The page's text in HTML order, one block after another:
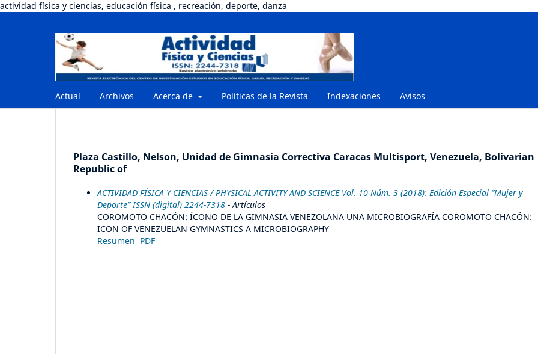
actividad física y ciencias, educación física , recreación, deporte, danza
Actual Archivos Acerca de Políticas de la Revista Indexaciones Avisos
Plaza Castillo, Nelson, Unidad de Gimnasia Correctiva Caracas Multisport, Venezuela, Bolivarian
Republic of
ACTIVIDAD FÍSICA Y CIENCIAS / PHYSICAL ACTIVITY AND SCIENCE Vol. 10 Núm. 3 (2018): Edición Especial “Mujer y
Deporte” ISSN (digital) 2244-7318 - Artículos
COROMOTO CHACÓN: ÍCONO DE LA GIMNASIA VENEZOLANA UNA MICROBIOGRAFÍA COROMOTO CHACÓN:
ICON OF VENEZUELAN GYMNASTICS A MICROBIOGRAPHY
Resumen PDF